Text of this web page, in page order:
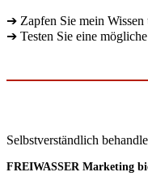
➔ Zapfen Sie mein
➔ Testen Sie eine
Selbstverständlich
FREIWASSER Marketing